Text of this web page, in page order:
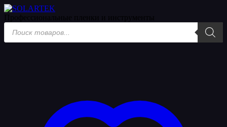
Пленки
Поиск
товаров